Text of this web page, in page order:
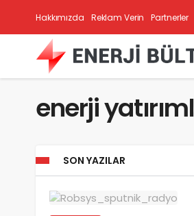
Hakkımızda Reklam Verin Partnerler
enerji
SON YAZILAR